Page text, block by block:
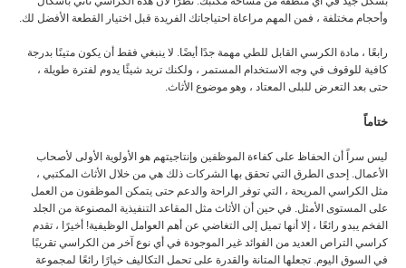
وأحجام مختلفة ، فمن المهم مراعاة احتياجاتك الفريدة قبل اختيار القطعة الأفضل لك.
رابعًا ، مادة الكرسي القابل للطي مهمة جدًا أيضًا. لا ينبغي فقط أن يكون متينًا بدرجة
كافية للوقوف في وجه الاستخدام المستمر ، ولكنك تريد شيئًا يدوم لفترة طويلة ،
حتى بعد التعرض للبلى المعتاد ، وهو موضوع الأثاث.
ختاماً
ليس سراً أن الحفاظ على كفاءة الموظفين وإنتاجيتهم هو الأولوية الأولى لأصحاب
الأعمال. إحدى الطرق التي تحقق بها الشركات ذلك هي من خلال الأثاث المكتبي ،
مثل الكراسي المريحة ، التي توفر الراحة والدعم حتى يتمكن الموظفون من العمل
على المستوى الأمثل. في حين أن الأثاث مثل المقاعد التنفيذية المصنوعة من الجلد
الفخم يبدو رائعًا ، إلا أنها تميل إلى التغاضي عن أهم العوامل الوظيفية! أخيرًا ، تقدم
كراسي التراص العديد من الفوائد غير الموجودة في أي نوع آخر من الكراسي تقريبًا
في السوق اليوم. تجعلها المتانة والقدرة على تحمل التكاليف خيارًا رائعًا لمجموعة